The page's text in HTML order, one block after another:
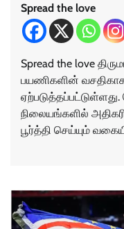
Spread the love
Spread the love
பயணிகளின் வசதிகாக
நிலையங்களில்
பூர்த்தி செய்யும்